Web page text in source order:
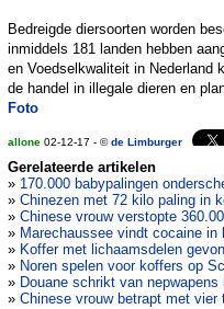
Bedreigde diersoorten worden
inmiddels 181 landen hebben
en Voedselkwaliteit in Nederland
de handel in illegale dieren en
Foto
allone 02-12-17 - ©de Limburger
Gerelateerde artikelen
» 170.000 babypalingen
» Chinezen met 72 kilo paling in
» Chinese vrouw verstopte
» Marechaussee vindt cocaine in
» Koffer met lichaamsdelen
» Noren spelen voor koffers op
» Douane schrikt van
» Chinese vrouw betrapt met vier